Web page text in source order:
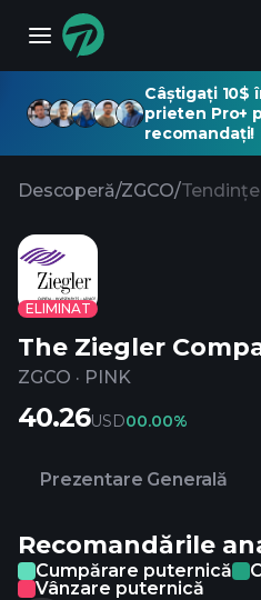
Câștigați 10$
prieten Pro+
recomandați!
Descoperă/ZGCO/Tendințe
ELIMINAT
The Ziegler
ZGCO · PINK
40.26USD00.00%
Prezentare Generală
Recomandările
Cumpărare puternică
Vânzare puternică